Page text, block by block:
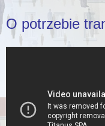
O potrzebie